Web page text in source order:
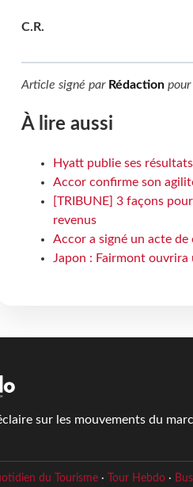
C.R.
Article signé par Rédactionpour
À lire aussi
Hyatt publie ses
Accor confirme son
[TRIBUNE] 3 façons
revenus
Accor a signé un acte
Japon : Fairmont ouvrira
sur les mouvements du
du Tourisme· Tour Hebdo·